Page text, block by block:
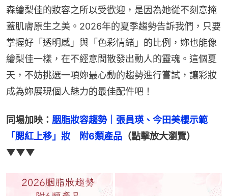
森繪梨佳的妝容之所以受歡迎，是因為她從不刻意掩
蓋肌膚原生之美。2026年的夏季趨勢告訴我們，只要
掌握好「透明感」與「色彩情緒」的比例，妳也能像
繪梨佳一樣，在不經意間散發出動人的靈魂。這個夏
天，不妨挑選一項妳最心動的趨勢進行嘗試，讓彩妝
成為妳展現個人魅力的最佳配件吧！
同場加映： 胭脂妝容趨勢｜張員瑛、今田美櫻示範
「腮紅上移」妝　附6類產品 （點擊放大瀏覽）
▼▼▼